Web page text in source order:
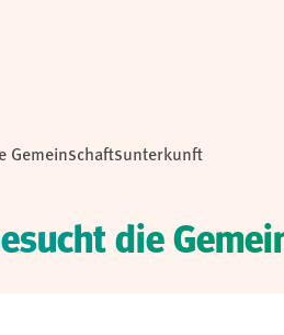
Gemeinschaftsunterkunft
die